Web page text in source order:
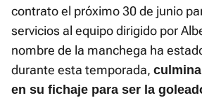
contrato el próximo 30 de junio
servicios al equipo dirigido por
nombre de la manchega ha
durante esta temporada,
en su fichaje para ser la